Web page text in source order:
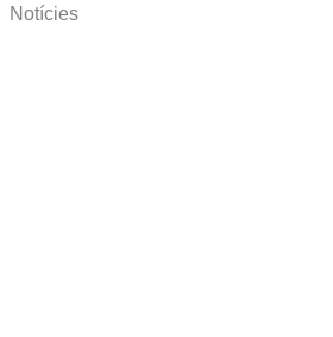
Notícies